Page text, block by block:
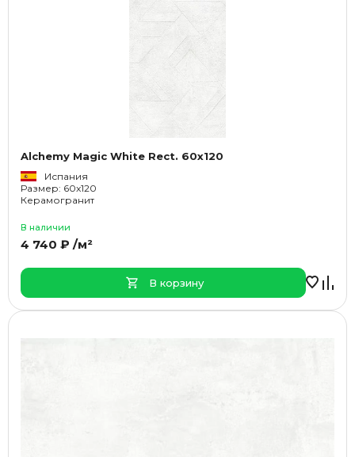
Alchemy Magic White Rect. 60x120
Испания
Размер: 60x120
Керамогранит
В наличии
4 740 ₽ /м²
В корзину